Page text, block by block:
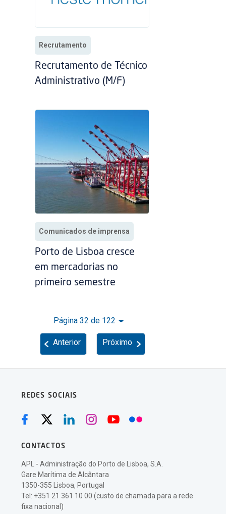
Recrutamento
Recrutamento de Técnico
Administrativo (M/F)
Comunicados de imprensa
Porto de Lisboa cresce
em mercadorias no
primeiro semestre
Página 32 de 122
Anterior Próximo
REDES SOCIAIS
CONTACTOS
APL - Administração do Porto de Lisboa, S.A.
Gare Marítima de Alcântara
1350-355 Lisboa, Portugal
Tel: +351 21 361 10 00 (custo de chamada para a rede
fixa nacional)